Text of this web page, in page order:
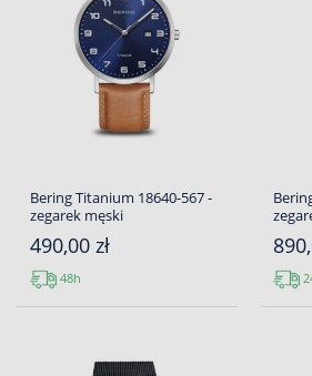
Bering Titanium 18640-567 -
zegarek męski
490,00 zł
48h